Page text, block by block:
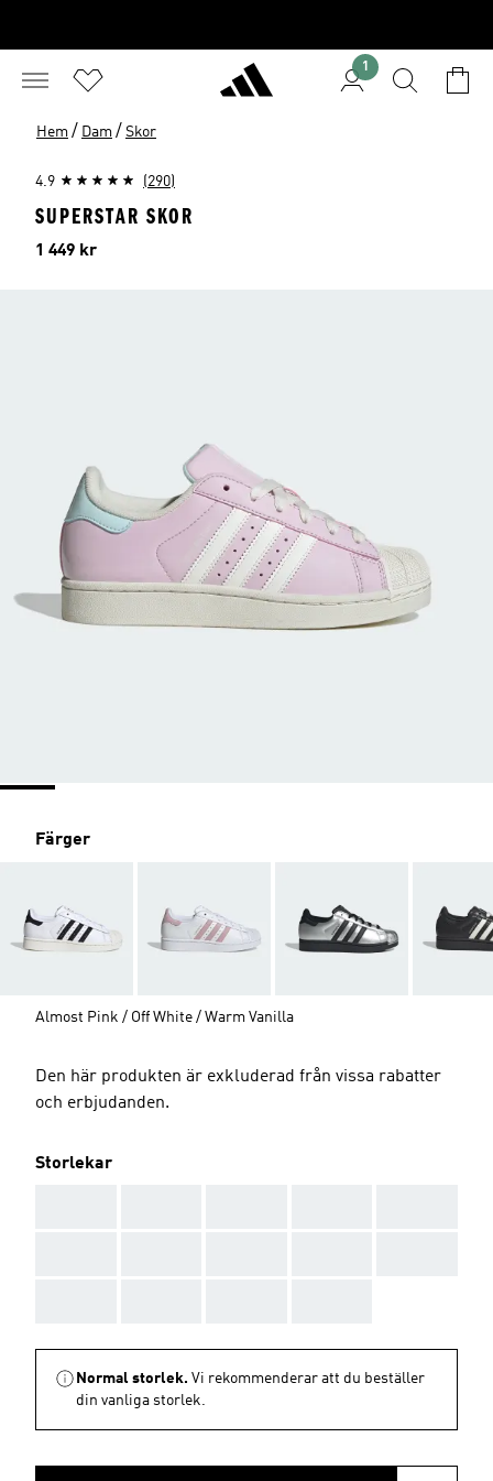
1
Hem / Dam / Skor
4.9 (290)
SUPERSTAR SKOR
Pris
1 449 kr
Färger
Almost Pink / Off White / Warm Vanilla
Den här produkten är exkluderad från vissa rabatter
och erbjudanden.
Storlekar
Normal storlek. Vi rekommenderar att du beställer
din vanliga storlek.